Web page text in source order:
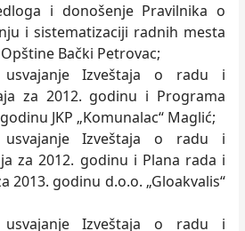
i donošenje Pravilnika o
i sistematizaciji radnih mesta
Bački Petrovac;
Izveštaja o radu i
za 2012. godinu i Programa
JKP „Komunalac“ Maglić;
Izveštaja o radu i
za 2012. godinu i Plana rada i
2013. godinu d.o.o. „Gloakvalis“
Izveštaja o radu i